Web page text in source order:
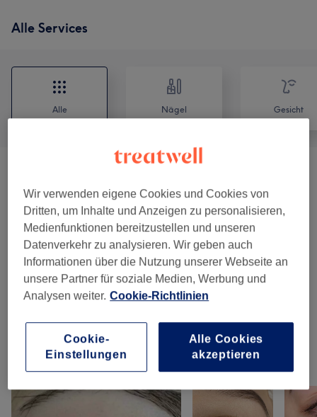
Alle Services
Alle Nägel Gesicht
Massagen (6 ) ab 15 €
Nagelmodellage (5) ab 5 €
Augenbrauen & Wimpernbehandlungen (8) ab 10 €
Unsere Arbeit
Wir verwenden eigene Cookies und Cookies von
Dritten, um Inhalte und Anzeigen zu personalisieren,
Medienfunktionen bereitzustellen und unseren
Datenverkehr zu analysieren. Wir geben auch
Informationen über die Nutzung unserer Webseite an
unsere Partner für soziale Medien, Werbung und
Analysen weiter. Cookie-Richtlinien
Cookie-
Einstellungen
Alle Cookies
akzeptieren